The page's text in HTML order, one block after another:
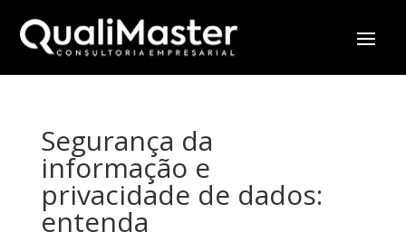
Segurança da
informação e
privacidade de dados:
entenda